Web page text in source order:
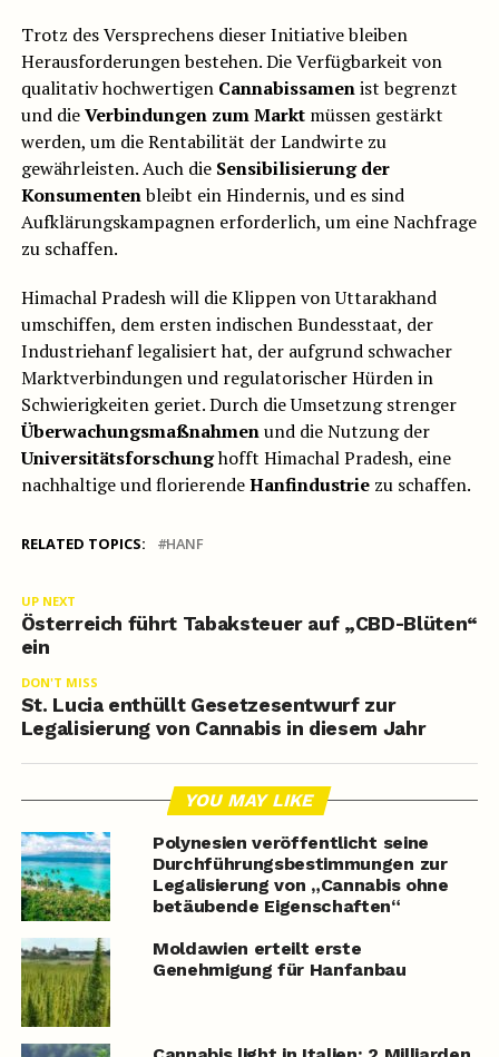
Trotz des Versprechens dieser Initiative bleiben
Herausforderungen bestehen. Die Verfügbarkeit von
qualitativ hochwertigen Cannabissamenist begrenzt
und dieVerbindungen zum Marktmüssen gestärkt
werden, um die Rentabilität der Landwirte zu
gewährleisten. Auch die Sensibilisierung der
Konsumentenbleibt ein Hindernis, und es sind
Aufklärungskampagnen erforderlich, um eine Nachfrage
zu schaffen.
Himachal Pradesh will die Klippen von Uttarakhand
umschiffen, dem ersten indischen Bundesstaat, der
Industriehanf legalisiert hat, der aufgrund schwacher
Marktverbindungen und regulatorischer Hürden in
Schwierigkeiten geriet. Durch die Umsetzung strenger
Überwachungsmaßnahmenund die Nutzung der
Universitätsforschunghofft Himachal Pradesh, eine
nachhaltige und florierendeHanfindustriezu schaffen.
RELATED TOPICS: HANF
UP NEXT
Österreich führt Tabaksteuer auf „CBD-Blüten“
ein
DON'T MISS
St. Lucia enthüllt Gesetzesentwurf zur
Legalisierung von Cannabis in diesem Jahr
YOU MAY LIKE
Polynesien veröffentlicht seine
Durchführungsbestimmungen zur
Legalisierung von „Cannabis ohne
betäubende Eigenschaften“
Moldawien erteilt erste
Genehmigung für Hanfanbau